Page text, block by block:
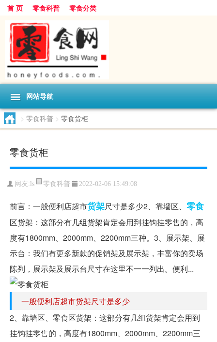
首 页 零食科普 零食分类
网站导航
> 零食科普 > 零食货柜
零食货柜
网友:ls 零食科普 2022-02-06 15:49:08
前言：一般便利店超市货架尺寸是多少2、靠墙区、 零食
区货架：这部分有几组货架肯定会用到挂钩挂零售的，高
度有1800mm、2000mm、2200mm三种。3、展示架、展
示台：我们有更多新款的促销架及展示架，丰富你的卖场
陈列，展示架及展示台尺寸在这里不一一列出。便利...
一般便利店超市货架尺寸是多少
2、靠墙区、零食区货架：这部分有几组货架肯定会用到
挂钩挂零售的，高度有1800mm、2000mm、2200mm三